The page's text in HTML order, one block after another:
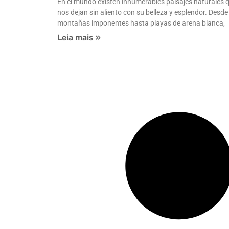
nos dejan sin aliento con su belleza y esplendor. Desde
montañas imponentes hasta playas de arena blanca,
Leia mais »